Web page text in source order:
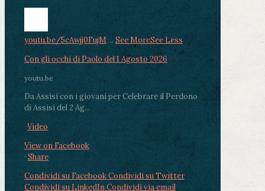
youtu.be/5cAwjj0FujM ... See MoreSee Less
Con gli occhi di Paolo del 1 Agosto 2026
youtu.be
Da Assisi con i giovani per Celebrare il Perdono
di Assisi del 2 Ag...
Video
View on Facebook
· Share
Condividi su FacebookCondividi su Twitter
Condividi su LinkedInCondividi via email